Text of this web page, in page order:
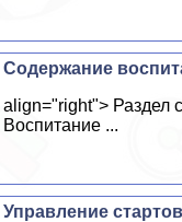
Содержание
align="right"> Раздел
Воспитание ...
Управление